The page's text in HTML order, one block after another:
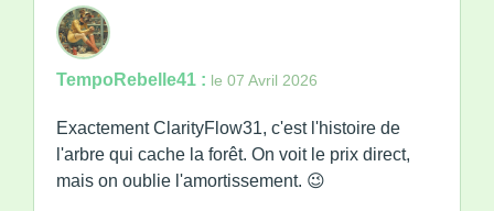
TempoRebelle41 : le 07 Avril 2026
Exactement ClarityFlow31, c'est l'histoire de
l'arbre qui cache la forêt. On voit le prix direct,
mais on oublie l'amortissement. 😉